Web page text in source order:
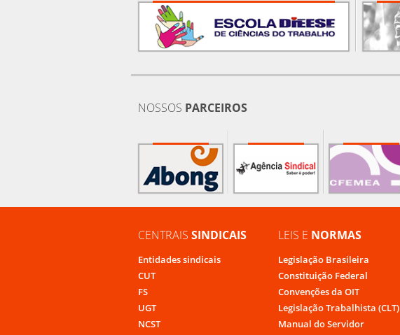
NOSSOS PARCEIROS
CENTRAIS SINDICAIS
Entidades sindicais
CUT
FS
UGT
NCST
LEIS E NORMAS
Legislação Brasileira
Constituição Federal
Convenções da OIT
Legislação Trabalhista (CLT)
Manual do Servidor